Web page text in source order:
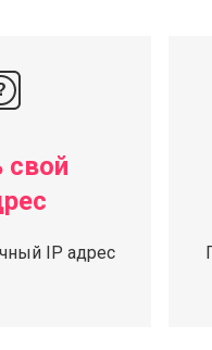
свой
IP адрес